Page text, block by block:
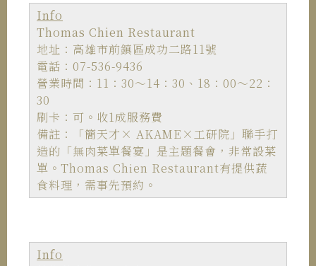
Info
Thomas Chien Restaurant
地址：高雄市前鎮區成功二路11號
電話：07-536-9436
營業時間：11：30～14：30、18：00～22：
30
刷卡：可。收1成服務費
備註：「簡天才 × AKAME ×工研院」聯手打
造的「無肉菜單餐宴」是主題餐會，非常設菜
單。Thomas Chien Restaurant有提供蔬
食料理，需事先預約。
Info